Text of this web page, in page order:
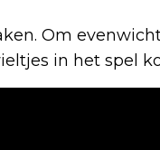
Om
in het spel